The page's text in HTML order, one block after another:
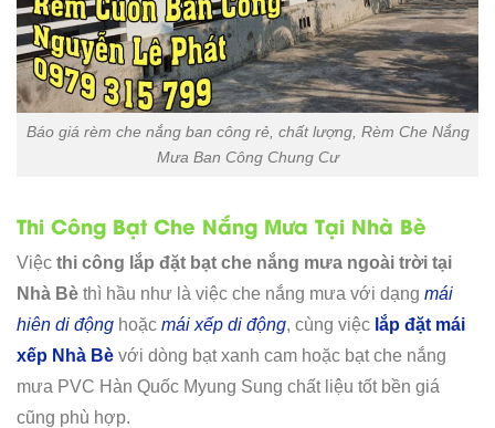
Báo giá rèm che nắng ban công rẻ, chất lượng, Rèm Che Nắng
Mưa Ban Công Chung Cư
Thi Công Bạt Che Nắng Mưa Tại Nhà Bè
Việc thi công lắp đặt bạt che nắng mưa ngoài trời tại
Nhà Bè thì hầu như là việc che nắng mưa với dạng mái
hiên di động hoặc mái xếp di động, cùng việc lắp đặt mái
xếp Nhà Bè với dòng bạt xanh cam hoặc bạt che nắng
mưa PVC Hàn Quốc Myung Sung chất liệu tốt bền giá
cũng phù hợp.